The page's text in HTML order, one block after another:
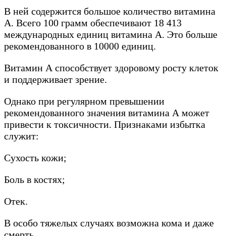
В ней содержится большое количество витамина
А. Всего 100 грамм обеспечивают 18 413
международных единиц витамина А. Это больше
рекомендованного в 10000 единиц.
Витамин А способствует здоровому росту клеток
и поддерживает зрение.
Однако при регулярном превышении
рекомендованного значения витамина А может
привести к токсичности. Признаками избытка
служит:
Сухость кожи;
Боль в костях;
Отек.
В особо тяжелых случаях возможна кома и даже